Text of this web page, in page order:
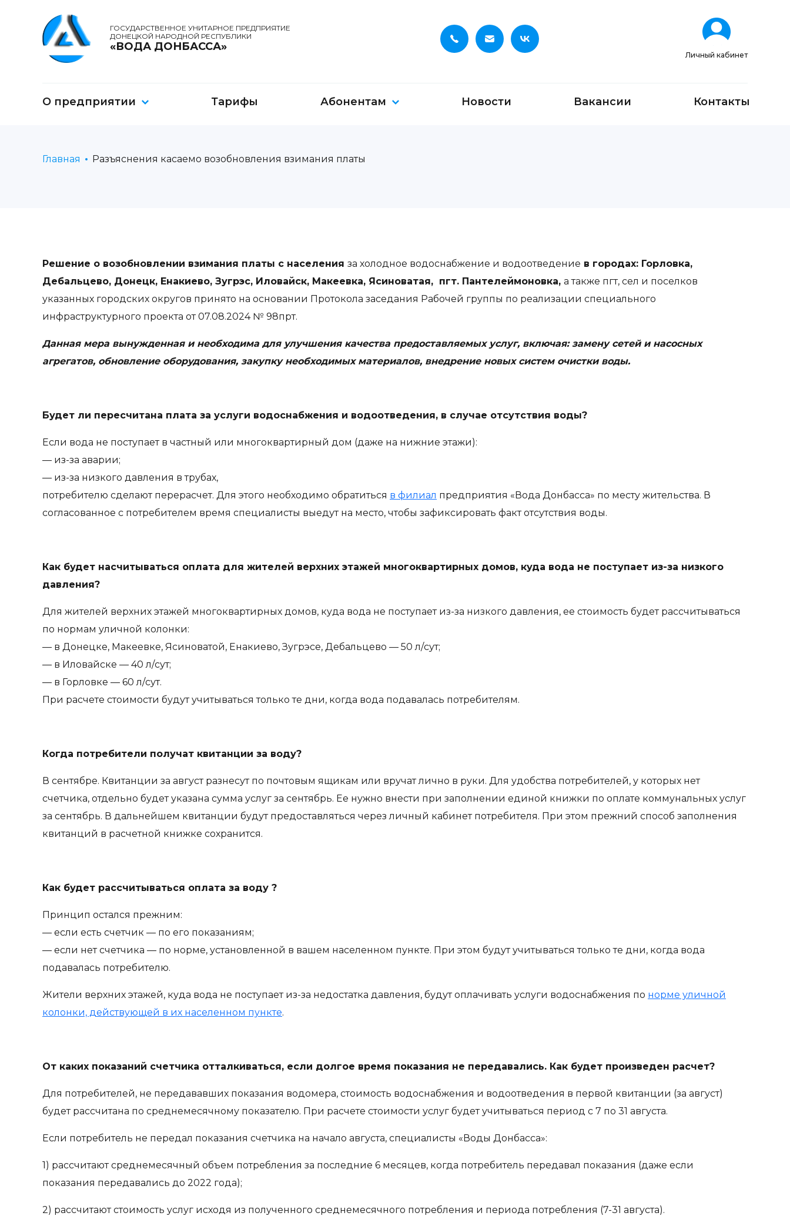
ГОСУДАРСТВЕННОЕ УНИТАРНОЕ ПРЕДПРИЯТИЕ
ДОНЕЦКОЙ НАРОДНОЙ РЕСПУБЛИКИ
«ВОДА ДОНБАССА»
Личный кабинет
О предприятии Тарифы Абонентам Новости Вакансии Контакты
Главная Разъяснения касаемо возобновления взимания платы
Решение о возобновлении взимания платы с населения за холодное водоснабжение и водоотведение в городах: Горловка,
Дебальцево, Донецк, Енакиево, Зугрэс, Иловайск, Макеевка, Ясиноватая, пгт. Пантелеймоновка, а также пгт, сел и поселков
указанных городских округов принято на основании Протокола заседания Рабочей группы по реализации специального
инфраструктурного проекта от 07.08.2024 № 98прт.
Данная мера вынужденная и необходима для улучшения качества предоставляемых услуг, включая: замену сетей и насосных
агрегатов, обновление оборудования, закупку необходимых материалов, внедрение новых систем очистки воды.
Будет ли пересчитана плата за услуги водоснабжения и водоотведения, в случае отсутствия воды?
Если вода не поступает в частный или многоквартирный дом (даже на нижние этажи):
— из-за аварии;
— из-за низкого давления в трубах,
потребителю сделают перерасчет. Для этого необходимо обратиться в филиал предприятия «Вода Донбасса» по месту жительства. В
согласованное с потребителем время специалисты выедут на место, чтобы зафиксировать факт отсутствия воды.
Как будет насчитываться оплата для жителей верхних этажей многоквартирных домов, куда вода не поступает из-за низкого
давления?
Для жителей верхних этажей многоквартирных домов, куда вода не поступает из-за низкого давления, ее стоимость будет рассчитываться
по нормам уличной колонки:
— в Донецке, Макеевке, Ясиноватой, Енакиево, Зугрэсе, Дебальцево — 50 л/сут;
— в Иловайске — 40 л/сут;
— в Горловке — 60 л/сут.
При расчете стоимости будут учитываться только те дни, когда вода подавалась потребителям.
Когда потребители получат квитанции за воду?
В сентябре. Квитанции за август разнесут по почтовым ящикам или вручат лично в руки. Для удобства потребителей, у которых нет
счетчика, отдельно будет указана сумма услуг за сентябрь. Ее нужно внести при заполнении единой книжки по оплате коммунальных услуг
за сентябрь. В дальнейшем квитанции будут предоставляться через личный кабинет потребителя. При этом прежний способ заполнения
квитанций в расчетной книжке сохранится.
Как будет рассчитываться оплата за воду ?
Принцип остался прежним:
— если есть счетчик — по его показаниям;
— если нет счетчика — по норме, установленной в вашем населенном пункте. При этом будут учитываться только те дни, когда вода
подавалась потребителю.
Жители верхних этажей, куда вода не поступает из-за недостатка давления, будут оплачивать услуги водоснабжения по норме уличной
колонки, действующей в их населенном пункте.
От каких показаний счетчика отталкиваться, если долгое время показания не передавались. Как будет произведен расчет?
Для потребителей, не передававших показания водомера, стоимость водоснабжения и водоотведения в первой квитанции (за август)
будет рассчитана по среднемесячному показателю. При расчете стоимости услуг будет учитываться период с 7 по 31 августа.
Если потребитель не передал показания счетчика на начало августа, специалисты «Воды Донбасса»:
1) рассчитают среднемесячный объем потребления за последние 6 месяцев, когда потребитель передавал показания (даже если
показания передавались до 2022 года);
2) рассчитают стоимость услуг исходя из полученного среднемесячного потребления и периода потребления (7-31 августа).